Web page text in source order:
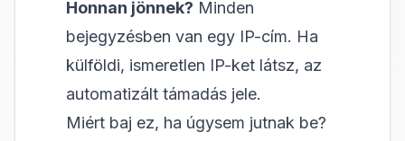
Honnan jönnek? Minden
bejegyzésben van egy IP-cím. Ha
külföldi, ismeretlen IP-ket látsz, az
automatizált támadás jele.
Miért baj ez, ha úgysem jutnak be?